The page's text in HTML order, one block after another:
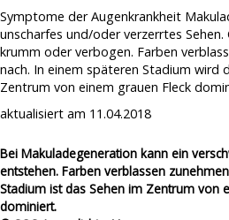
Risiko durch Graue-Star-OP
Makuladegeneration durch
Makuladegeneration & Sport
Verursacht Sonnenlicht
Makuladegeneration durch Rauchen?
PC-Arbeit bei Makuladegeneration
AMD-News
Regelmäßige Spritzen gegen
Glaukom Risiko
Angeblich Makuladegeneration-
Makuladegeneration durch LED-
Gesunder Darm = Gesunde Makula?
"Ich dachte, ich bräuchte nur eine
Makuladegeneration
Nicht Aufgeben
Über Uns
Spenden
Impressum
Datenschutz
Symptome der Augenkrankheit
unscharfes und/oder verzerrtes Sehen.
krumm oder verbogen. Farben
nach. In einem späteren Stadium wird
Zentrum von einem grauen Fleck
aktualisiert am 11.04.2018
Bei Makuladegeneration kann ein
entstehen. Farben verblassen
Stadium ist das Sehen im Zentrum von
dominiert.